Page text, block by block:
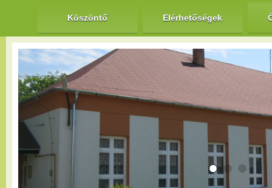
Köszöntő Elérhetőségek